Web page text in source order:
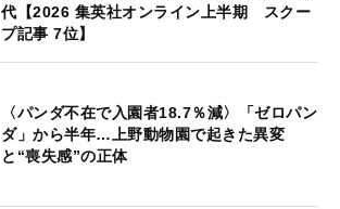
代【2026 集英社オンライン上半期 スクー
プ記事 7位】
〈パンダ不在で入園者18.7％減〉「ゼロパン
ダ」から半年…上野動物園で起きた異変
と“喪失感”の正体